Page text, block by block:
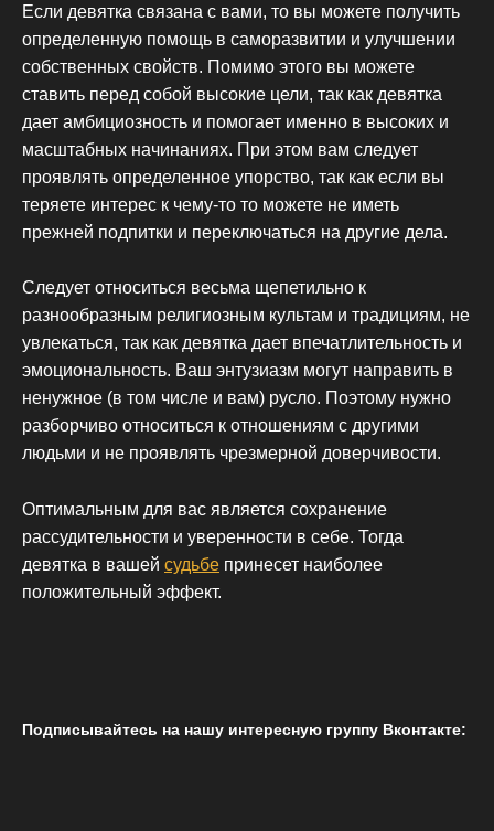
Если девятка связана с вами, то вы можете получить
определенную помощь в саморазвитии и улучшении
собственных свойств. Помимо этого вы можете
ставить перед собой высокие цели, так как девятка
дает амбициозность и помогает именно в высоких и
масштабных начинаниях. При этом вам следует
проявлять определенное упорство, так как если вы
теряете интерес к чему-то то можете не иметь
прежней подпитки и переключаться на другие дела.
Следует относиться весьма щепетильно к
разнообразным религиозным культам и традициям, не
увлекаться, так как девятка дает впечатлительность и
эмоциональность. Ваш энтузиазм могут направить в
ненужное (в том числе и вам) русло. Поэтому нужно
разборчиво относиться к отношениям с другими
людьми и не проявлять чрезмерной доверчивости.
Оптимальным для вас является сохранение
рассудительности и уверенности в себе. Тогда
девятка в вашей судьбе принесет наиболее
положительный эффект.
Подписывайтесь на нашу интересную группу Вконтакте: